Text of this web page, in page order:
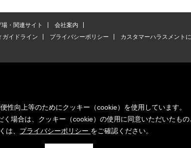
・関連サイト
会社案内
ガイドライン プライバシーポリシー カスタマーハラスメント
性向上等のためにクッキー（cookie）を使用しています。
場合は、クッキー（cookie）の使用に同意いただいたもの
は、 プライバシーポリシー をご確認ください。